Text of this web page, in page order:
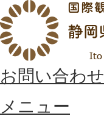
お問い合わせ
メニュー